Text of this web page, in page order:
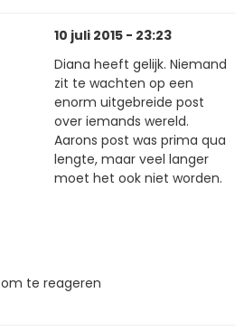
10 juli 2015 - 23:23
Diana heeft gelijk. Niemand
zit te wachten op een
enorm uitgebreide post
over iemands wereld.
Aarons post was prima qua
lengte, maar veel langer
moet het ook niet worden.
om te reageren